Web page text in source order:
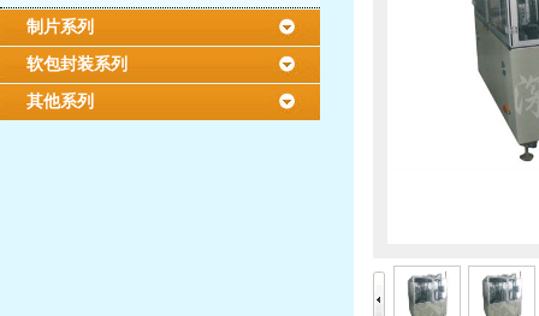
制片系列
软包封装系列
其他系列